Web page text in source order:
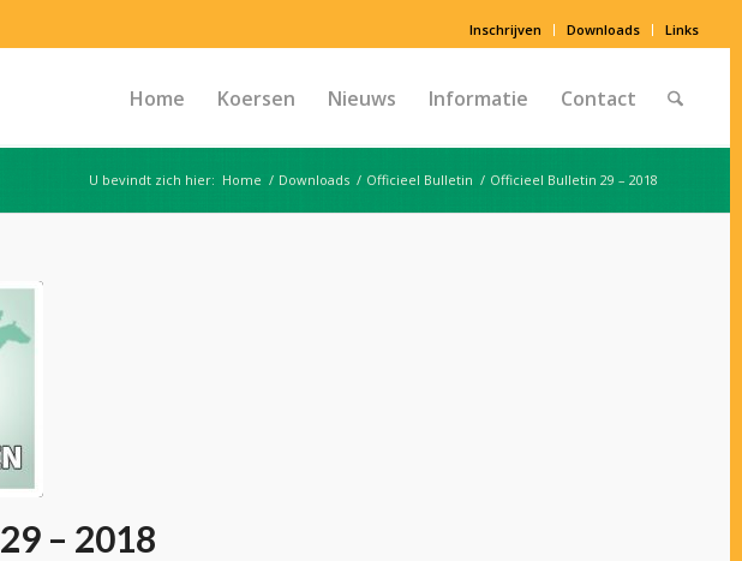
Inschrijven Downloads Links
Home Koersen Nieuws Informatie Contact
U bevindt zich hier: Home / Downloads / Officieel Bulletin / Officieel Bulletin 29 – 2018
– 2018